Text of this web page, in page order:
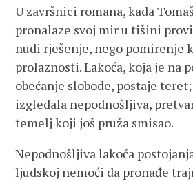
U završnici romana, kada
pronalaze svoj mir u tišini
nudi rješenje, nego pomirenje
prolaznosti. Lakoća, koja je na
obećanje slobode, postaje
izgledala nepodnošljiva,
temelj koji još pruža smisao.
Nepodnošljiva lakoća
ljudskoj nemoći da pronađe